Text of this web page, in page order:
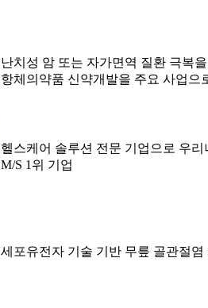
난치성 암 또는 자가면역 질환 극복
항체의약품 신약개발을 주요 사업으
헬스케어 솔루션 전문 기업으로 우리
M/S 1위 기업
세포유전자 기술 기반 무릎 골관절염